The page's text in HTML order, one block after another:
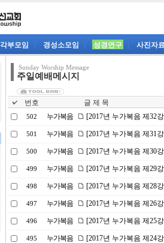
각부모임 경성소모임 성경연구 사진자
Sunday Worship Message
주일예배메시지
번호 글 제 목
502 누가복음 [2017년 누가복음 제32
501 누가복음 [2017년 누가복음 제31
500 누가복음 [2017년 누가복음 제30
499 누가복음 [2017년 누가복음 제29
498 누가복음 [2017년 누가복음 제28
497 누가복음 [2017년 누가복음 제26
496 누가복음 [2017년 누가복음 제25
495 누가복음 [2017년 누가복음 제24